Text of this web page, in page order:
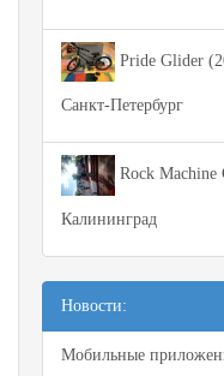
Pride Glider
Санкт-Петербург
Rock Machine
Калининград
Новости:
Мобильные